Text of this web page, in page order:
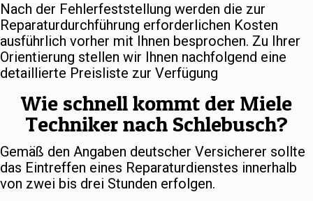
Nach der Fehlerfeststellung werden die zur
Reparaturdurchführung erforderlichen Kosten
ausführlich vorher mit Ihnen besprochen. Zu Ihrer
Orientierung stellen wir Ihnen nachfolgend eine
detaillierte Preisliste zur Verfügung
Wie schnell kommt der Miele
Techniker nach Schlebusch?
Gemäß den Angaben deutscher Versicherer sollte
das Eintreffen eines Reparaturdienstes innerhalb
von zwei bis drei Stunden erfolgen.